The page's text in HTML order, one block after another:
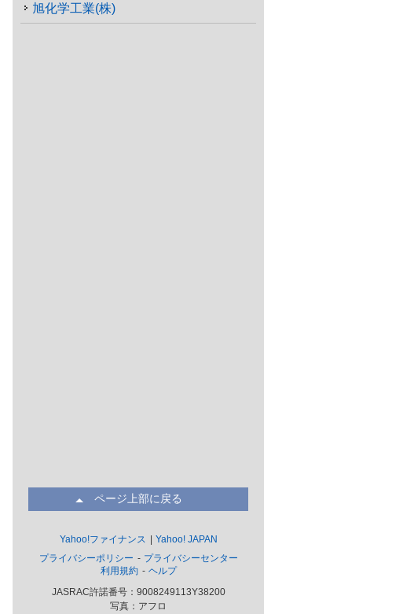
旭化学工業(株)
ページ上部に戻る
Yahoo!ファイナンス
Yahoo! JAPAN
プライバシーポリシー
プライバシーセンター
利用規約
ヘルプ
JASRAC許諾番号：9008249113Y38200
写真：アフロ